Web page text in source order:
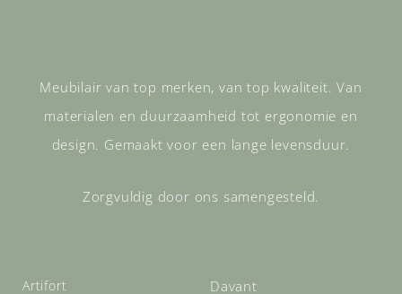
Meubilair van top merken, van top kwaliteit. Van
materialen en duurzaamheid tot ergonomie en
design. Gemaakt voor een lange levensduur.
Zorgvuldig door ons samengesteld.
Artifort
Davant